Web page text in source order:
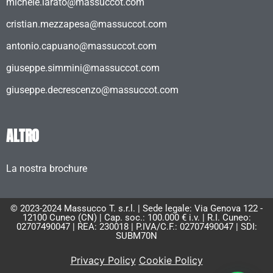
cristian.mezzapesa@massuccot.com
antonio.capuano@massuccot.com
giuseppe.simmini@massuccot.com
giuseppe.decrescenzo@massuccot.com
ALTRO
La nostra brochure
© 2023-2024 Massucco T. s.r.l. | Sede legale: Via Genova 122 -
12100 Cuneo (CN) | Cap. soc.: 100.000 € i.v. | R.I. Cuneo:
02707490047 | REA: 230018 | P.IVA/C.F.: 02707490047 | SDI:
SUBM70N
Privacy Policy Cookie Policy